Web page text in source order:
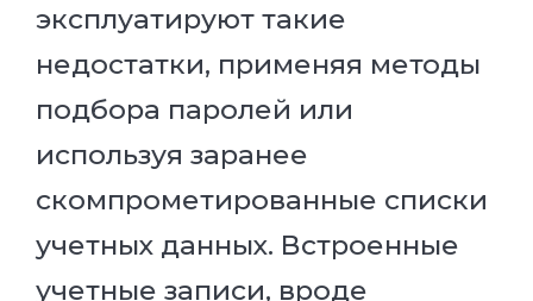
эксплуатируют такие
недостатки, применяя методы
подбора паролей или
используя заранее
скомпрометированные списки
учетных данных. Встроенные
учетные записи, вроде